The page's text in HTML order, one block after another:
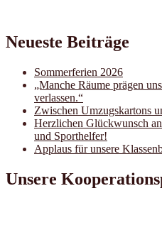
Neueste Beiträge
Sommerferien 2026
„Manche Räume prägen
verlassen.“
Zwischen Umzugskartons
Herzlichen Glückwunsch
und Sporthelfer!
Applaus für unsere
Unsere